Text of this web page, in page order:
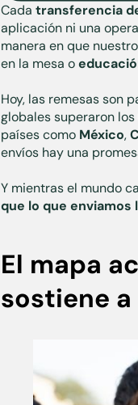
Cada transferencia
aplicación ni una
manera en que
en la mesa o
Hoy, las remesas son
globales superaron los
países como México,
envíos hay una
Y mientras el mundo
que lo que
El mapa
sostiene